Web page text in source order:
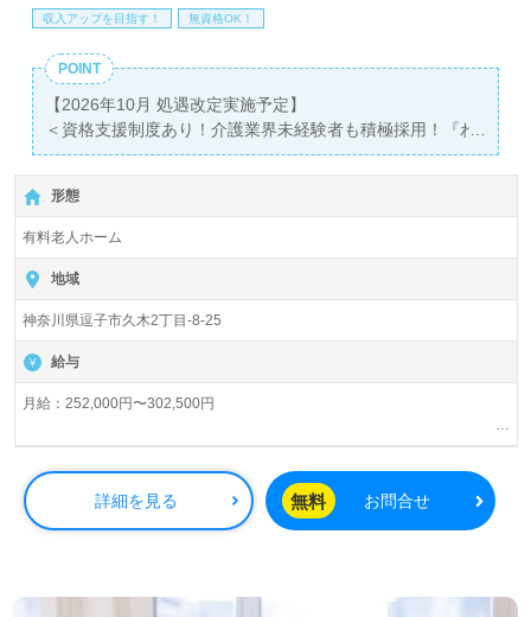
詳しくは担当コンサルタントよりご案内します。お問い合
医療/福祉業界の正社員/パート求人探しは【ウィルオブ介
護】＊求人情報収集、将来的に検討の方も遠慮なく＊
LINE、メール、お電話などご希望に応じてお問い合わせ/ご
料サービスをご利用いただけます。＜非公開求人も取扱い
あり！＞"転職支援"のプロと一緒に転職活動！お問い合わ
せお待ちしております。
収入アップを目指す！ 無資格OK！
POINT
【2026年10月 処遇改定実施予定】
＜資格支援制度あり！介護業界未経験者も積極採用！『わ
たしらしいやりがいみつける！』業界トップクラスの教育
研修プログラム！ベネッセグループ！＞
◎介護職/正社員募集◎
【月給252,000円～302,500円以上/賞与2回】『逗子駅』徒
歩14分。
入居定員56名（56室/全室個室）『メディカルホームグラ
ンダ逗子』株式会社会社ベネッセスタイルケアBenesse
Style Care Co.,Ltd. （本社：東京都西新宿） 様の運営で
上の有料老人ホーム、教育/学童領域で事業展開されていま
護サービスをご提供。資格支援制度や教育研修プログラム
も充実。『入社してよかった！』のお声も届く企業様で
せんか◎
形態
有料老人ホーム
地域
神奈川県逗子市久木2丁目-8-25
給与
月給：252,000円〜302,500円
夜勤手当：5,000円/回（夜勤回数月5回程度）
交通費規定内支給
残業手当
資格手当：初任者研修6,000円/月、介護福祉士21,500円/月、ケアマネ5,000
円/月
社内専門資格手当
詳細を見る 無料 お問合せ